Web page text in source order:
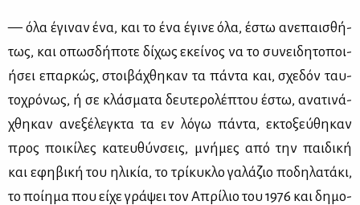
— όλα έγι­ναν ένα, και το ένα έγι­νε όλα, έστω ανε­παι­σθή­
τως, και οπωσ­δή­πο­τε δί­χως εκεί­νος να το συ­νει­δη­το­ποι­
ή­σει επαρ­κώς, στοι­βά­χθη­καν τα πά­ντα και, σχε­δόν ταυ­
το­χρό­νως, ή σε κλά­σμα­τα δευ­τε­ρο­λέ­πτου έστω, ανα­τι­νά­
χθη­καν ανε­ξέ­λεγ­κτα τα εν λό­γω πά­ντα, εκτο­ξεύ­θη­καν
προς ποι­κί­λες κα­τευ­θύν­σεις, μνή­μες από την παι­δι­κή
και εφη­βι­κή του ηλι­κία, το τρί­κυ­κλο γα­λά­ζιο πο­δη­λα­τά­κι,
το ποί­η­μα που εί­χε γρά­ψει τον Απρί­λιο του 1976 και δη­μο­